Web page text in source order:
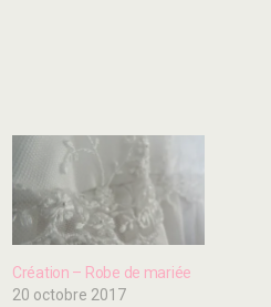
Création – Robe de mariée
20 octobre 2017